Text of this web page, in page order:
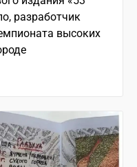
разработчик
высоких